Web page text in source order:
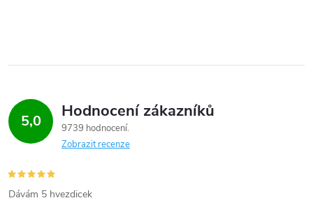
5,0 Hodnocení zákazníků
9739 hodnocení
Zobrazit recenze
Dávám 5 hvezdicek